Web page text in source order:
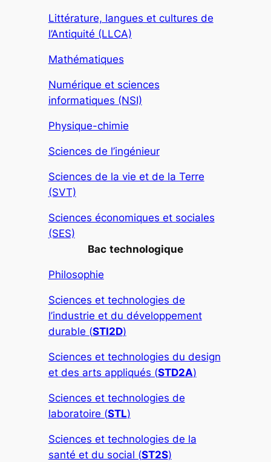
Littérature, langues et cultures de
l’Antiquité (LLCA)
Mathématiques
Numérique et sciences
informatiques (NSI)
Physique-chimie
Sciences de l’ingénieur
Sciences de la vie et de la Terre
(SVT)
Sciences économiques et sociales
(SES)
Bac technologique
Philosophie
Sciences et technologies de
l’industrie et du développement
durable (STI2D)
Sciences et technologies du design
et des arts appliqués (STD2A)
Sciences et technologies de
laboratoire (STL)
Sciences et technologies de la
santé et du social (ST2S)